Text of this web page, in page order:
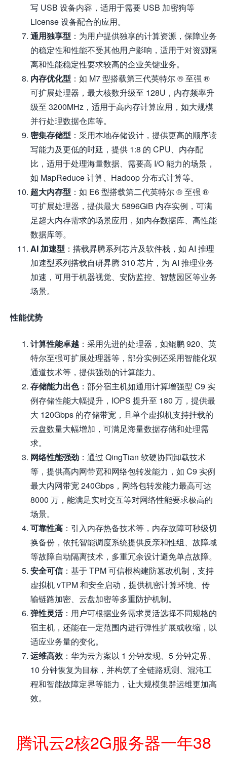
写 USB 设备内容，适用于需要 USB 加密狗等
License 设备配合的应用。
通用独享型 ：为用户提供独享的计算资源，保障业务
的稳定性和性能不受其他用户影响，适用于对资源隔
离和性能稳定性要求较高的企业关键业务。
内存优化型 ：如 M7 型搭载第三代英特尔 ® 至强 ®
可扩展处理器，最大核数升级至 128U，内存频率升
级至 3200MHz，适用于高内存计算应用，如大规模
并行处理数据仓库等。
密集存储型 ：采用本地存储设计，提供更高的顺序读
写能力及更低的时延，提供 1:8 的 CPU、内存配
比，适用于处理海量数据、需要高 I/O 能力的场景，
如 MapReduce 计算、Hadoop 分布式计算等。
超大内存型 ：如 E6 型搭载第二代英特尔 ® 至强 ®
可扩展处理器，提供最大 5896GiB 内存实例，可满
足超大内存需求的场景应用，如内存数据库、高性能
数据库等。
AI 加速型 ：搭载昇腾系列芯片及软件栈，如 AI 推理
加速型系列搭载自研昇腾 310 芯片，为 AI 推理业务
加速，可用于机器视觉、安防监控、智慧园区等业务
场景。
性能优势
计算性能卓越 ：采用先进的处理器，如鲲鹏 920、英
特尔至强可扩展处理器等，部分实例还采用智能化双
通道技术等，提供强劲的计算能力。
存储能力出色：部分宿主机如通用计算增强型 C9 实
例存储性能大幅提升，IOPS 提升至 180 万，提供最
大 120Gbps 的存储带宽，且单个虚拟机支持挂载的
云盘数量大幅增加，可满足海量数据存储和处理需
求。
网络性能强劲 ：通过 QingTian 软硬协同卸载技术
等，提供高内网带宽和网络包转发能力，如 C9 实例
最大内网带宽 240Gbps，网络包转发能力最高可达
8000 万，能满足实时交互等对网络性能要求极高的
场景。
可靠性高 ：引入内存热备技术等，内存故障可秒级切
换备份，依托智能调度系统提供反亲和性组、故障域
等故障自动隔离技术，多重冗余设计避免单点故障。
安全可信：基于 TPM 可信根构建防篡改机制，支持
虚拟机 vTPM 和安全启动，提供机密计算环境、传
输链路加密、云盘加密等多重防护机制。
弹性灵活：用户可根据业务需求灵活选择不同规格的
宿主机，还能在一定范围内进行弹性扩展或收缩，以
适应业务量的变化。
运维高效 ：华为云方案以 1 分钟发现、5 分钟定界、
10 分钟恢复为目标，并构筑了全链路观测、混沌工
程和智能故障定界等能力，让大规模集群运维更加高
效。
腾讯云2核2G服务器一年38